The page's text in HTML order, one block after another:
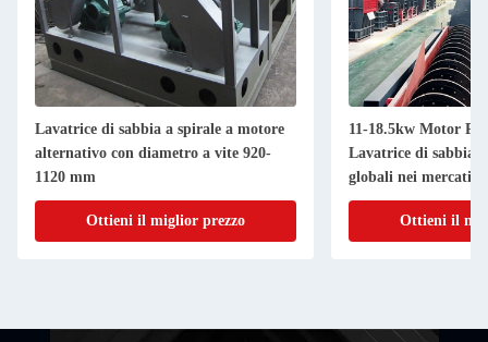
Lavatrice di sabbia a spirale a motore
alternativo con diametro a vite 920-
1120 mm
Ottieni il miglior prezzo
11-18.5kw Motor
Lavatrice di sabbia
globali nei mercati
Globale
Ottieni il